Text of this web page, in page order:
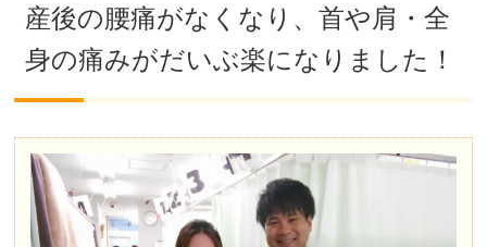
産後の腰痛がなくなり、首や肩・全
身の痛みがだいぶ楽になりました！